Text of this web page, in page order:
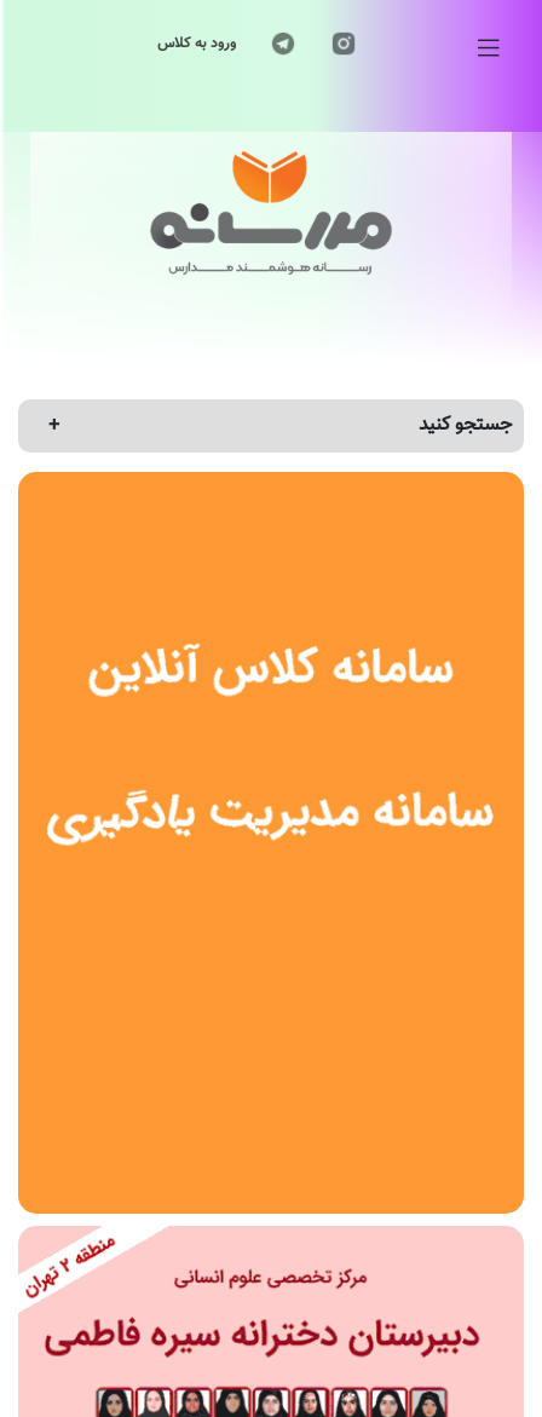
ورود به کلاس
جستجو کنید
نمونه دولتی
منطقه
مقطع تحصیلی